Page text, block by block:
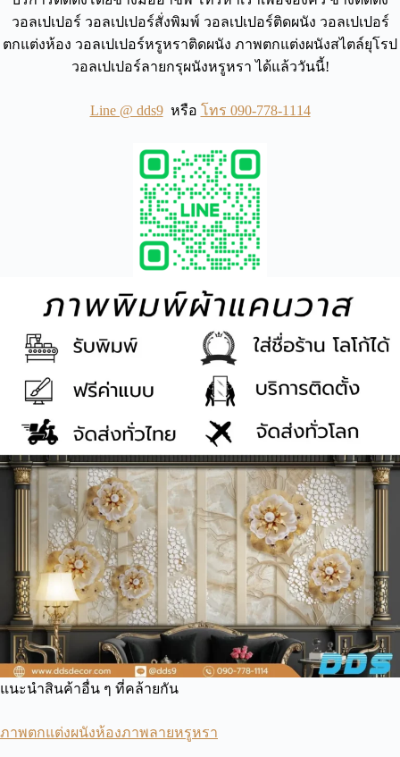
วอลเปเปอร์ วอลเปเปอร์สั่งพิมพ์ วอลเปเปอร์ติดผนัง วอลเปเปอร์
ตกแต่งห้อง วอลเปเปอร์หรูหราติดผนัง ภาพตกแต่งผนังสไตล์ยุโรป
วอลเปเปอร์ลายกรุผนังหรูหรา ได้แล้ววันนี้!
Line @ dds9หรือ โทร 090-778-1114
แนะนำสินค้าอื่น ๆ ที่คล้ายกัน
ภาพตกแต่งผนังห้องภาพลายหรูหรา